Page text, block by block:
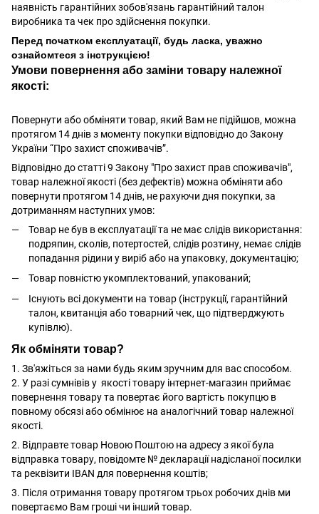
наявність гарантійних зобов'язань гарантійний талон
виробника та чек про здійснення покупки.
Перед початком експлуатації, будь ласка, уважно
ознайомтеся з інструкцією!
Умови повернення або заміни товару належної
якості:
Повернути або обміняти товар, який Вам не підійшов, можна
протягом 14 днів з моменту покупки відповідно до Закону
України “Про захист споживачів”.
Відповідно до статті 9 Закону "Про захист прав споживачів",
товар належної якості (без дефектів) можна обміняти або
повернути протягом 14 днів, не рахуючи дня покупки, за
дотриманням наступних умов:
Товар не був в експлуатації та не має слідів використання:
подряпин, сколів, потертостей, слідів розтину, немає слідів
попадання рідини у виріб або на упаковку, документацію;
Товар повністю укомплектований, упакований;
Існують всі документи на товар (інструкції, гарантійний
талон, квитанція або товарний чек, що підтверджують
купівлю).
Як обміняти товар?
1. Зв'яжіться за нами будь яким зручним для вас способом.
2. У разі сумнівів у якості товару інтернет-магазин приймає
повернення товару та повертає його вартість покупцю в
повному обсязі або обмінює на аналогічний товар належної
якості.
2. Відправте товар Новою Поштою на адресу з якої була
відправка товару, повідомте № декларації надісланої посилки
та реквізити IBAN для повернення коштів;
3. Після отримання товару протягом трьох робочих днів ми
повертаємо Вам гроші чи інший товар.